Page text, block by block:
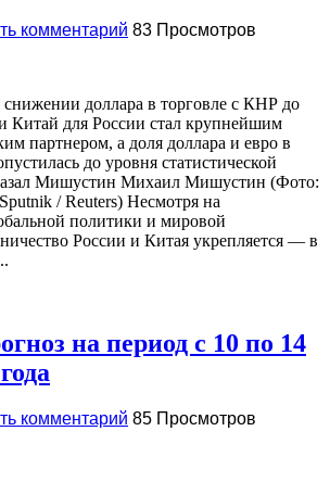
комментарий 83 Просмотров
доллара в торговле с КНР до
Китай для России стал крупнейшим
партнером, а доля доллара и евро в
до уровня статистической
Мишустин Михаил Мишустин (Фото:
/ Reuters) Несмотря на
политики и мировой
России и Китая укрепляется — в
на период с 10 по 14
комментарий 85 Просмотров